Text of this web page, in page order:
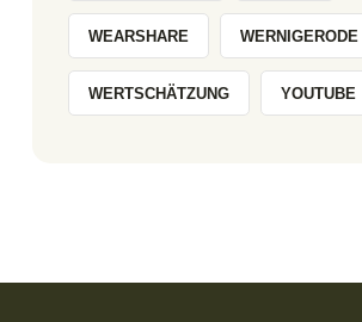
WEARSHARE WERNIGERODE
WERTSCHÄTZUNG YOUTUBE